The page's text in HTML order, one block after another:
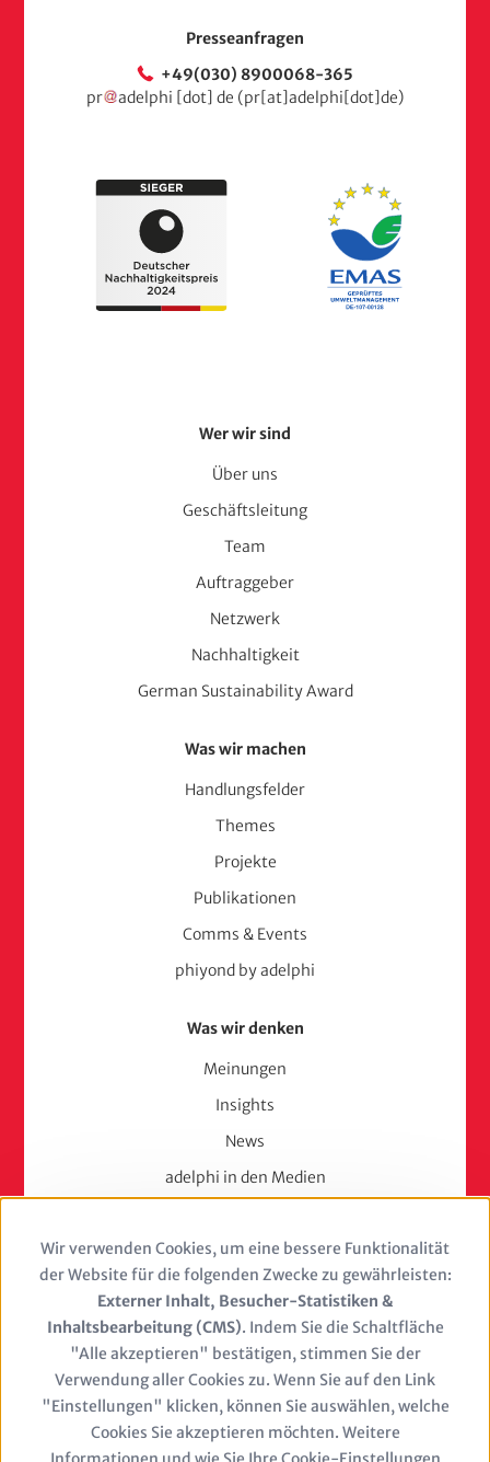
Presseanfragen
+49(030) 8900068-365
pr
adelphi [dot] de (pr[at]adelphi[dot]de)
Wer wir sind
Über uns
Geschäftsleitung
Team
Auftraggeber
Netzwerk
Nachhaltigkeit
German Sustainability Award
Was wir machen
Handlungsfelder
Themes
Projekte
Publikationen
Comms & Events
phiyond by adelphi
Was wir denken
Meinungen
Insights
News
adelphi in den Medien
Karriere
Berufserfahrene
Berufseinsteiger & Trainees
Studierende
Stellenangebote
Jobs
Use
of
personal
data
and
Wir verwenden Cookies, um eine bessere Funktionalität
der Website für die folgenden Zwecke zu gewährleisten:
Externer Inhalt, Besucher-Statistiken &
Inhaltsbearbeitung (CMS). Indem Sie die Schaltfläche
"Alle akzeptieren" bestätigen, stimmen Sie der
Verwendung aller Cookies zu. Wenn Sie auf den Link
"Einstellungen" klicken, können Sie auswählen, welche
Cookies Sie akzeptieren möchten. Weitere